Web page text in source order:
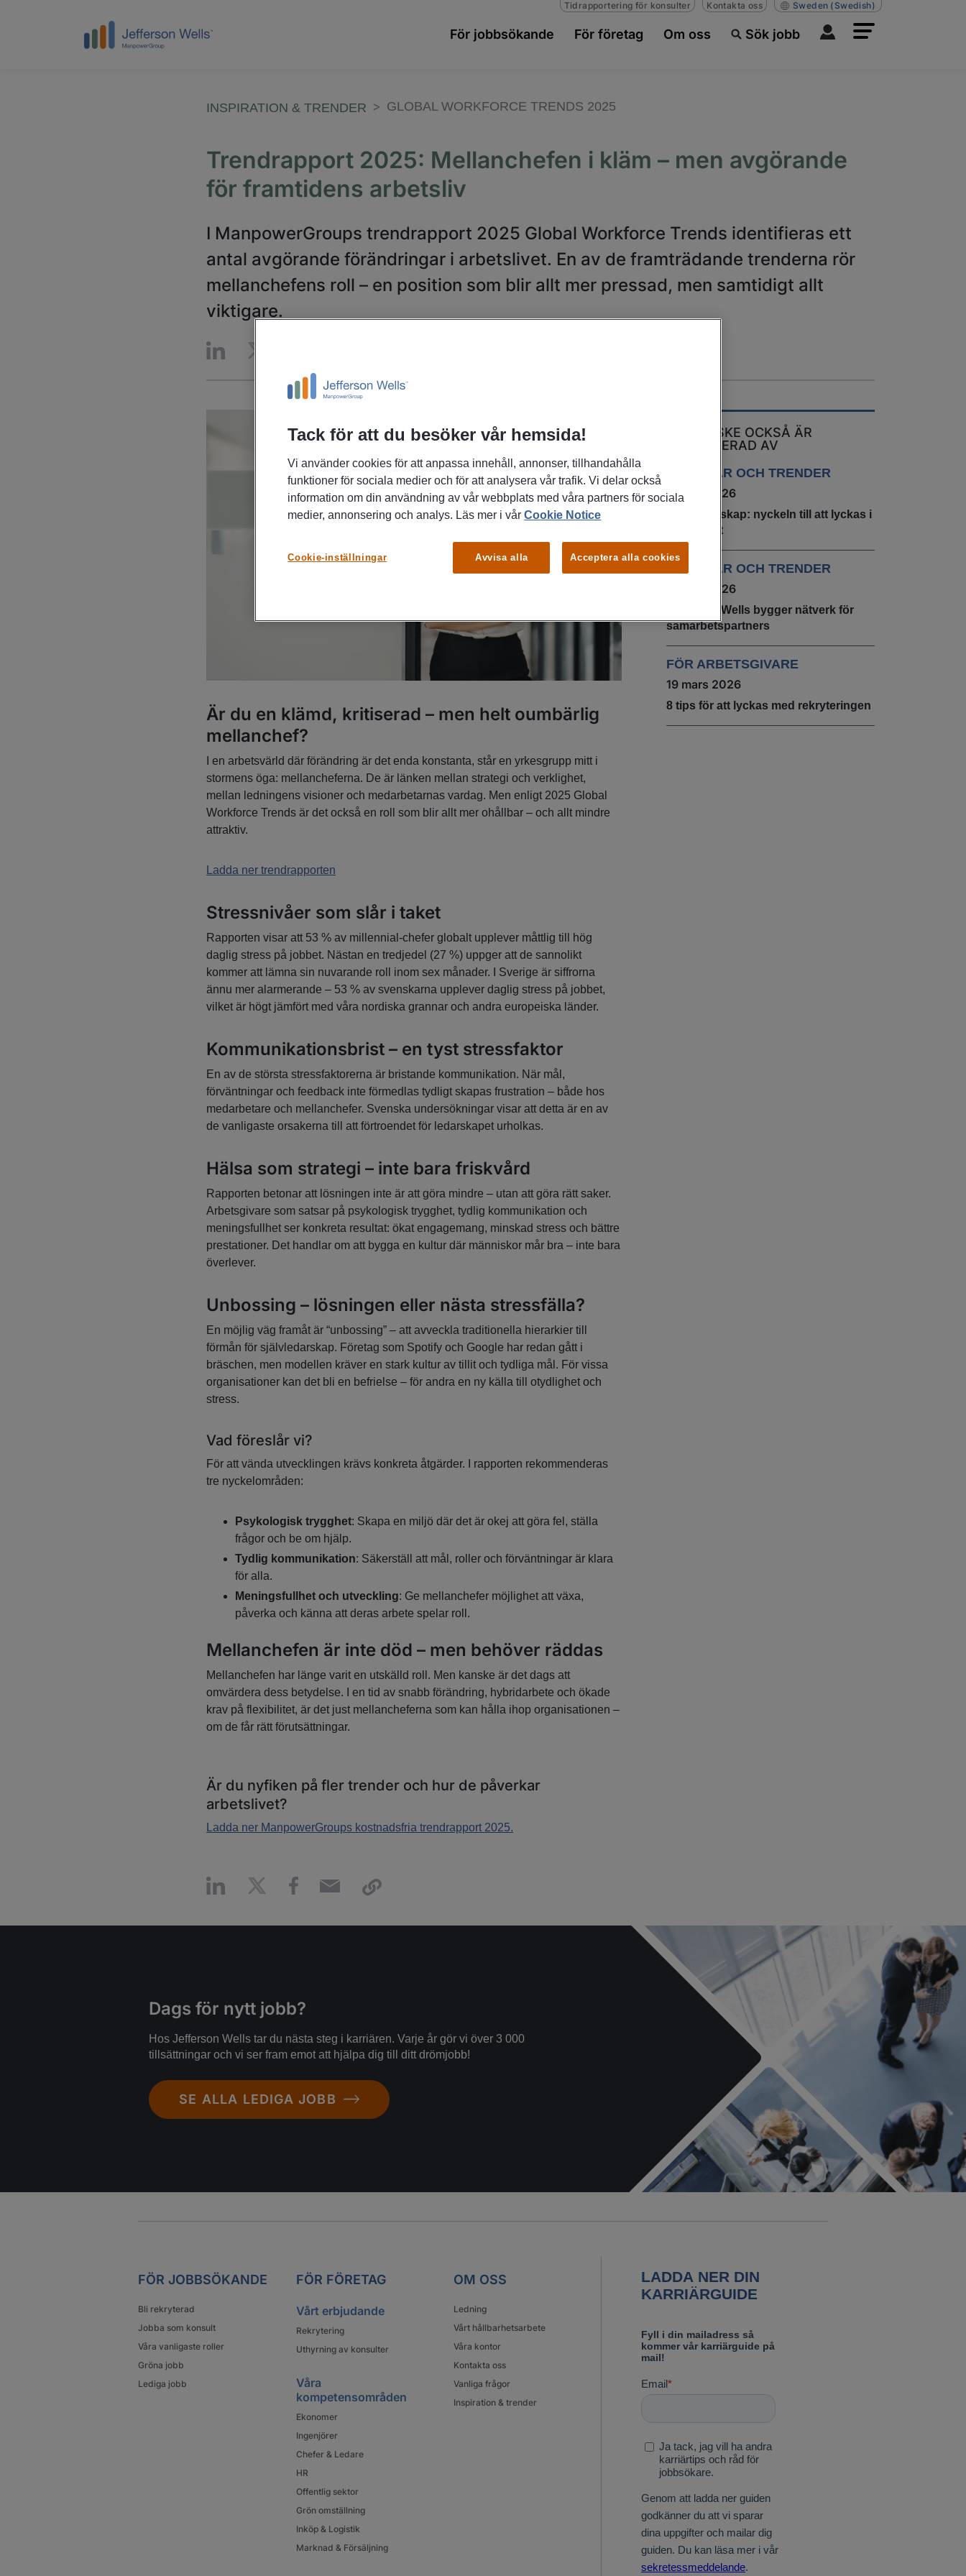
För jobbsökande För företag Om oss Sök jobb
Tidrapportering för konsulter Kontakta oss Sweden (Swedish)
INSPIRATION & TRENDER GLOBAL WORKFORCE TRENDS 2025
Trendrapport 2025: Mellanchefen i kläm – men avgörande
för framtidens arbetsliv
I ManpowerGroups trendrapport 2025 Global Workforce Trends identifieras ett
antal avgörande förändringar i arbetslivet. En av de framträdande trenderna rör
mellanchefens roll – en position som blir allt mer pressad, men samtidigt allt
viktigare.
Är du en klämd, kritiserad – men helt oumbärlig
mellanchef?
I en arbetsvärld där förändring är det enda konstanta, står en yrkesgrupp mitt i
stormens öga: mellancheferna. De är länken mellan strategi och verklighet,
mellan ledningens visioner och medarbetarnas vardag. Men enligt 2025 Global
Workforce Trends är det också en roll som blir allt mer ohållbar – och allt mindre
attraktiv.
Ladda ner trendrapporten
Stressnivåer som slår i taket
Rapporten visar att 53 % av millennial-chefer globalt upplever måttlig till hög
daglig stress på jobbet. Nästan en tredjedel (27 %) uppger att de sannolikt
kommer att lämna sin nuvarande roll inom sex månader. I Sverige är siffrorna
ännu mer alarmerande – 53 % av svenskarna upplever daglig stress på jobbet,
vilket är högt jämfört med våra nordiska grannar och andra europeiska länder.
Kommunikationsbrist – en tyst stressfaktor
En av de största stressfaktorerna är bristande kommunikation. När mål,
förväntningar och feedback inte förmedlas tydligt skapas frustration – både hos
medarbetare och mellanchefer. Svenska undersökningar visar att detta är en av
de vanligaste orsakerna till att förtroendet för ledarskapet urholkas.
Hälsa som strategi – inte bara friskvård
Rapporten betonar att lösningen inte är att göra mindre – utan att göra rätt saker.
Arbetsgivare som satsar på psykologisk trygghet, tydlig kommunikation och
meningsfullhet ser konkreta resultat: ökat engagemang, minskad stress och bättre
prestationer. Det handlar om att bygga en kultur där människor mår bra – inte bara
överlever.
Unbossing – lösningen eller nästa stressfälla?
En möjlig väg framåt är “unbossing” – att avveckla traditionella hierarkier till
förmån för självledarskap. Företag som Spotify och Google har redan gått i
bräschen, men modellen kräver en stark kultur av tillit och tydliga mål. För vissa
organisationer kan det bli en befrielse – för andra en ny källa till otydlighet och
stress.
Vad föreslår vi?
För att vända utvecklingen krävs konkreta åtgärder. I rapporten rekommenderas
tre nyckelområden:
Psykologisk trygghet: Skapa en miljö där det är okej att göra fel, ställa
frågor och be om hjälp.
Tydlig kommunikation: Säkerställ att mål, roller och förväntningar är klara
för alla.
Meningsfullhet och utveckling: Ge mellanchefer möjlighet att växa,
påverka och känna att deras arbete spelar roll.
Mellanchefen är inte död – men behöver räddas
Mellanchefen har länge varit en utskälld roll. Men kanske är det dags att
omvärdera dess betydelse. I en tid av snabb förändring, hybridarbete och ökade
krav på flexibilitet, är det just mellancheferna som kan hålla ihop organisationen –
om de får rätt förutsättningar.
Är du nyfiken på fler trender och hur de påverkar
arbetslivet?
Ladda ner ManpowerGroups kostnadsfria trendrapport 2025.
DU KANSKE OCKSÅ ÄR
INTRESSERAD AV
ARTIKLAR OCH TRENDER
22 juni 2026
Självledarskap: nyckeln till att lyckas i
arbetslivet
ARTIKLAR OCH TRENDER
20 maj 2026
Jefferson Wells bygger nätverk för
samarbetspartners
FÖR ARBETSGIVARE
19 mars 2026
8 tips för att lyckas med rekryteringen
Dags för nytt jobb?
Hos Jefferson Wells tar du nästa steg i karriären. Varje år gör vi över 3 000
tillsättningar och vi ser fram emot att hjälpa dig till ditt drömjobb!
SE ALLA LEDIGA JOBB
FÖR JOBBSÖKANDE
Bli rekryterad
Jobba som konsult
Våra vanligaste roller
Gröna jobb
Lediga jobb
FÖR FÖRETAG
Vårt erbjudande
Rekrytering
Uthyrning av konsulter
Våra
kompetensområden
Ekonomer
Ingenjörer
Chefer & Ledare
HR
Offentlig sektor
Grön omställning
Inköp & Logistik
Marknad & Försäljning
OM OSS
Ledning
Vårt hållbarhetsarbete
Våra kontor
Kontakta oss
Vanliga frågor
Inspiration & trender
Tack för att du besöker vår hemsida!
Vi använder cookies för att anpassa innehåll, annonser, tillhandahålla
funktioner för sociala medier och för att analysera vår trafik. Vi delar också
information om din användning av vår webbplats med våra partners för sociala
medier, annonsering och analys. Läs mer i vårCookie Notice
Avvisa alla Acceptera alla cookies
Cookie-inställningar